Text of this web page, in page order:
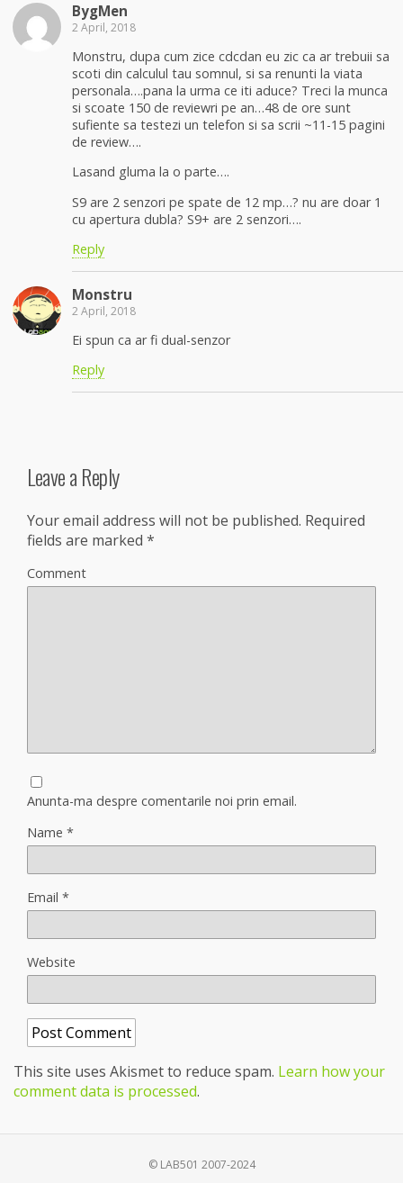
BygMen
2 April, 2018
Monstru, dupa cum zice cdcdan eu zic ca ar trebuii sa
scoti din calculul tau somnul, si sa renunti la viata
personala….pana la urma ce iti aduce? Treci la munca
si scoate 150 de reviewri pe an…48 de ore sunt
sufiente sa testezi un telefon si sa scrii ~11-15 pagini
de review….
Lasand gluma la o parte….
S9 are 2 senzori pe spate de 12 mp…? nu are doar 1
cu apertura dubla? S9+ are 2 senzori….
Reply
Monstru
2 April, 2018
Ei spun ca ar fi dual-senzor
Reply
Leave a Reply
Your email address will not be published. Required
fields are marked *
Comment
Anunta-ma despre comentarile noi prin email.
Name *
Email *
Website
This site uses Akismet to reduce spam. Learn how your
comment data is processed.
© LAB501 2007-2024